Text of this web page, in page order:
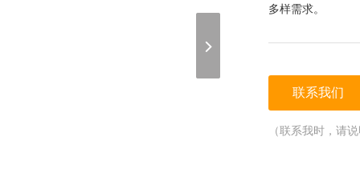
多样需求。
联系我们
（联系我时，请